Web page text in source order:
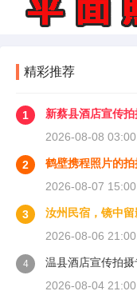
精彩推荐
1
新蔡县酒店宣传
2026-08-08
2
鹤壁携程照片的拍
2026-08-07
3
汝州民宿，镜中留
2026-08-06
4
温县酒店宣传拍
2026-08-04